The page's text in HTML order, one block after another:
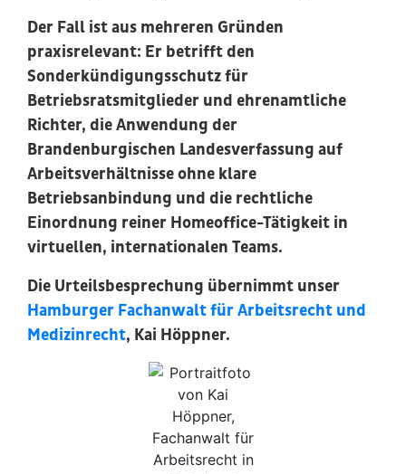
Der Fall ist aus mehreren Gründen
praxisrelevant: Er betrifft den
Sonderkündigungsschutz für
Betriebsratsmitglieder und ehrenamtliche
Richter, die Anwendung der
Brandenburgischen Landesverfassung auf
Arbeitsverhältnisse ohne klare
Betriebsanbindung und die rechtliche
Einordnung reiner Homeoffice-Tätigkeit in
virtuellen, internationalen Teams.
Die Urteilsbesprechung übernimmt unser
Hamburger Fachanwalt für Arbeitsrecht und
Medizinrecht, Kai Höppner.